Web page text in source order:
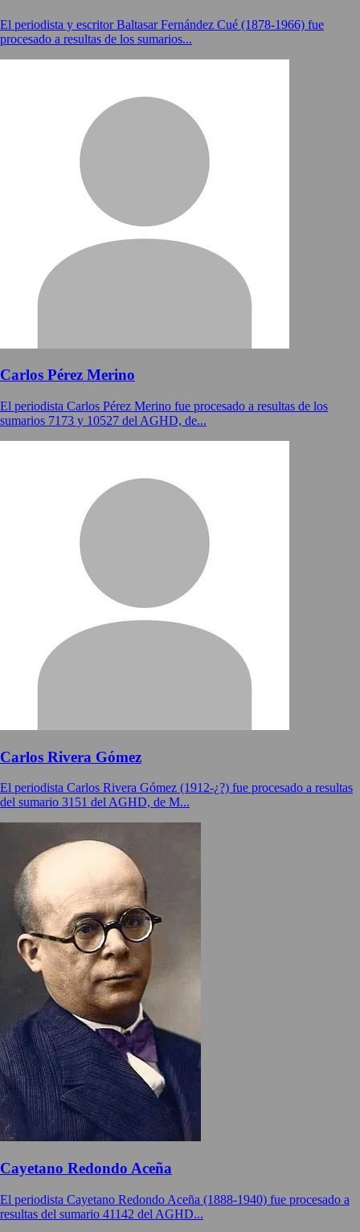
El periodista y escritor Baltasar Fernández Cué (1878-1966) fue
procesado a resultas de los sumarios...
Carlos Pérez Merino
El periodista Carlos Pérez Merino fue procesado a resultas de los
sumarios 7173 y 10527 del AGHD, de...
Carlos Rivera Gómez
El periodista Carlos Rivera Gómez (1912-¿?) fue procesado a resultas
del sumario 3151 del AGHD, de M...
Cayetano Redondo Aceña
El periodista Cayetano Redondo Aceña (1888-1940) fue procesado a
resultas del sumario 41142 del AGHD...